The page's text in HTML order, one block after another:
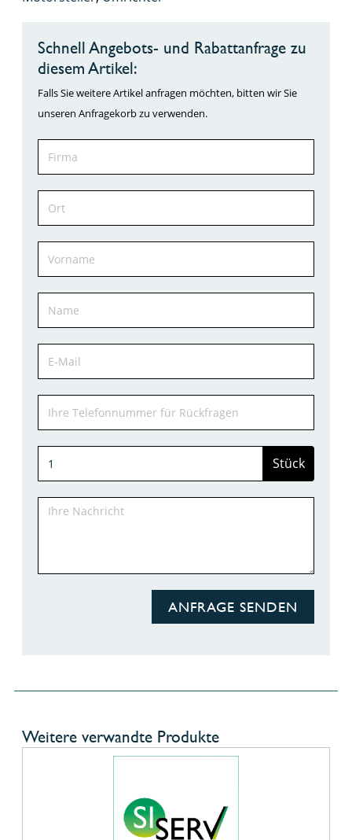
Schnell Angebots- und Rabattanfrage zu
diesem Artikel:
Falls Sie weitere Artikel anfragen möchten, bitten wir Sie
unseren Anfragekorb zu verwenden.
Stück
ANFRAGE SENDEN
Weitere verwandte Produkte